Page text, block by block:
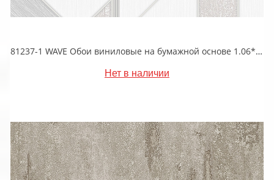
81237-1 WAVE Обои виниловые на бумажной основе 1.06*15.5
Нет в наличии